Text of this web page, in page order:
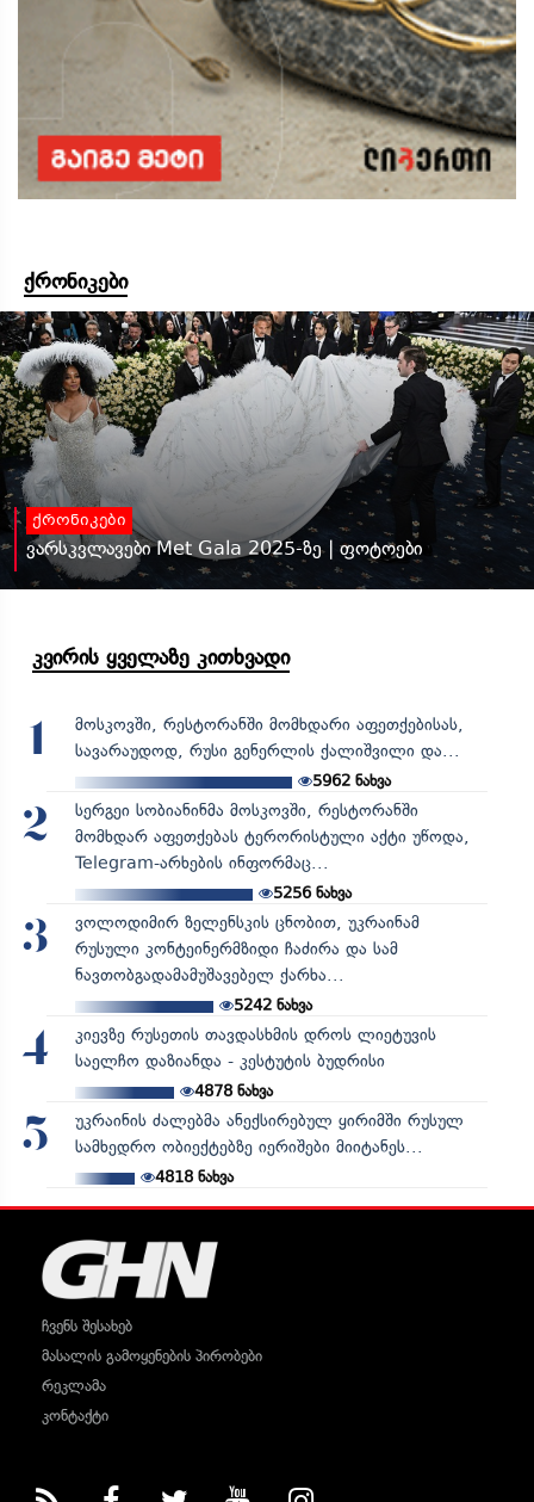
ქრონიკები
ქრონიკები
ვარსკვლავები Met Gala 2025-ზე | ფოტოები
კვირის ყველაზე კითხვადი
1
მოსკოვში, რესტორანში მომხდარი აფეთქებისას,
სავარაუდოდ, რუსი გენერლის ქალიშვილი და...
5962 ნახვა
2
სერგეი სობიანინმა მოსკოვში, რესტორანში
მომხდარ აფეთქებას ტერორისტული აქტი უწოდა,
Telegram-არხების ინფორმაც...
5256ნახვა
3
ვოლოდიმირ ზელენსკის ცნობით, უკრაინამ
რუსული კონტეინერმზიდი ჩაძირა და სამ
ნავთობგადამამუშავებელ ქარხა...
5242ნახვა
4
კიევზე რუსეთის თავდასხმის დროს ლიეტუვის
საელჩო დაზიანდა - კესტუტის ბუდრისი
4878ნახვა
5
უკრაინის ძალებმა ანექსირებულ ყირიმში რუსულ
სამხედრო ობიექტებზე იერიშები მიიტანეს...
4818ნახვა
ჩვენს შესახებ
მასალის გამოყენების პირობები
რეკლამა
კონტაქტი